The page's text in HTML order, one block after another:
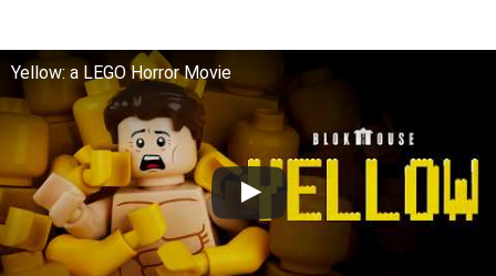
Yellow: a LEGO Horror Movie